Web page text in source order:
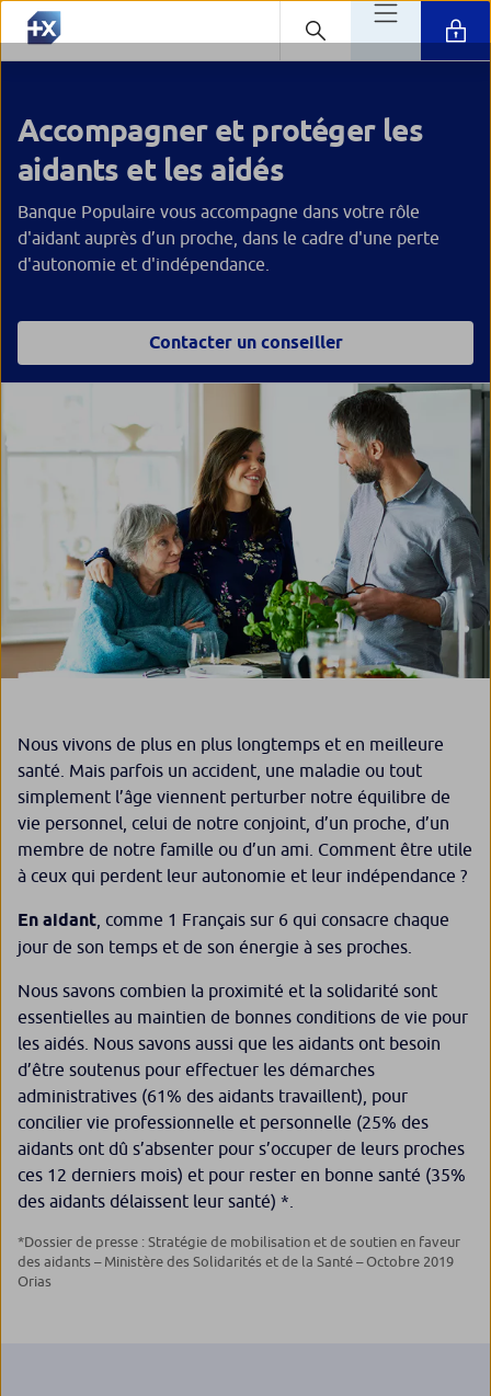
Accompagner et protéger les
aidants et les aidés
Banque Populaire vous accompagne dans votre rôle
d'aidant auprès d’un proche, dans le cadre d'une perte
d'autonomie et d'indépendance.
Contacter un conseiller
Nous vivons de plus en plus longtemps et en meilleure
santé. Mais parfois un accident, une maladie ou tout
simplement l’âge viennent perturber notre équilibre de
vie personnel, celui de notre conjoint, d’un proche, d’un
membre de notre famille ou d’un ami. Comment être utile
à ceux qui perdent leur autonomie et leur indépendance ?
En aidant , comme 1 Français sur 6 qui consacre chaque
jour de son temps et de son énergie à ses proches.
Nous savons combien la proximité et la solidarité sont
essentielles au maintien de bonnes conditions de vie pour
les aidés. Nous savons aussi que les aidants ont besoin
d’être soutenus pour effectuer les démarches
administratives (61% des aidants travaillent), pour
concilier vie professionnelle et personnelle (25% des
aidants ont dû s’absenter pour s’occuper de leurs proches
ces 12 derniers mois) et pour rester en bonne santé (35%
des aidants délaissent leur santé) *.
*Dossier de presse : Stratégie de mobilisation et de soutien en faveur
des aidants – Ministère des Solidarités et de la Santé – Octobre 2019
Orias